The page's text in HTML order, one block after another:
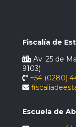
Fiscalía de
Av. 25 de
9103)
+54 (0280)
Escuela de